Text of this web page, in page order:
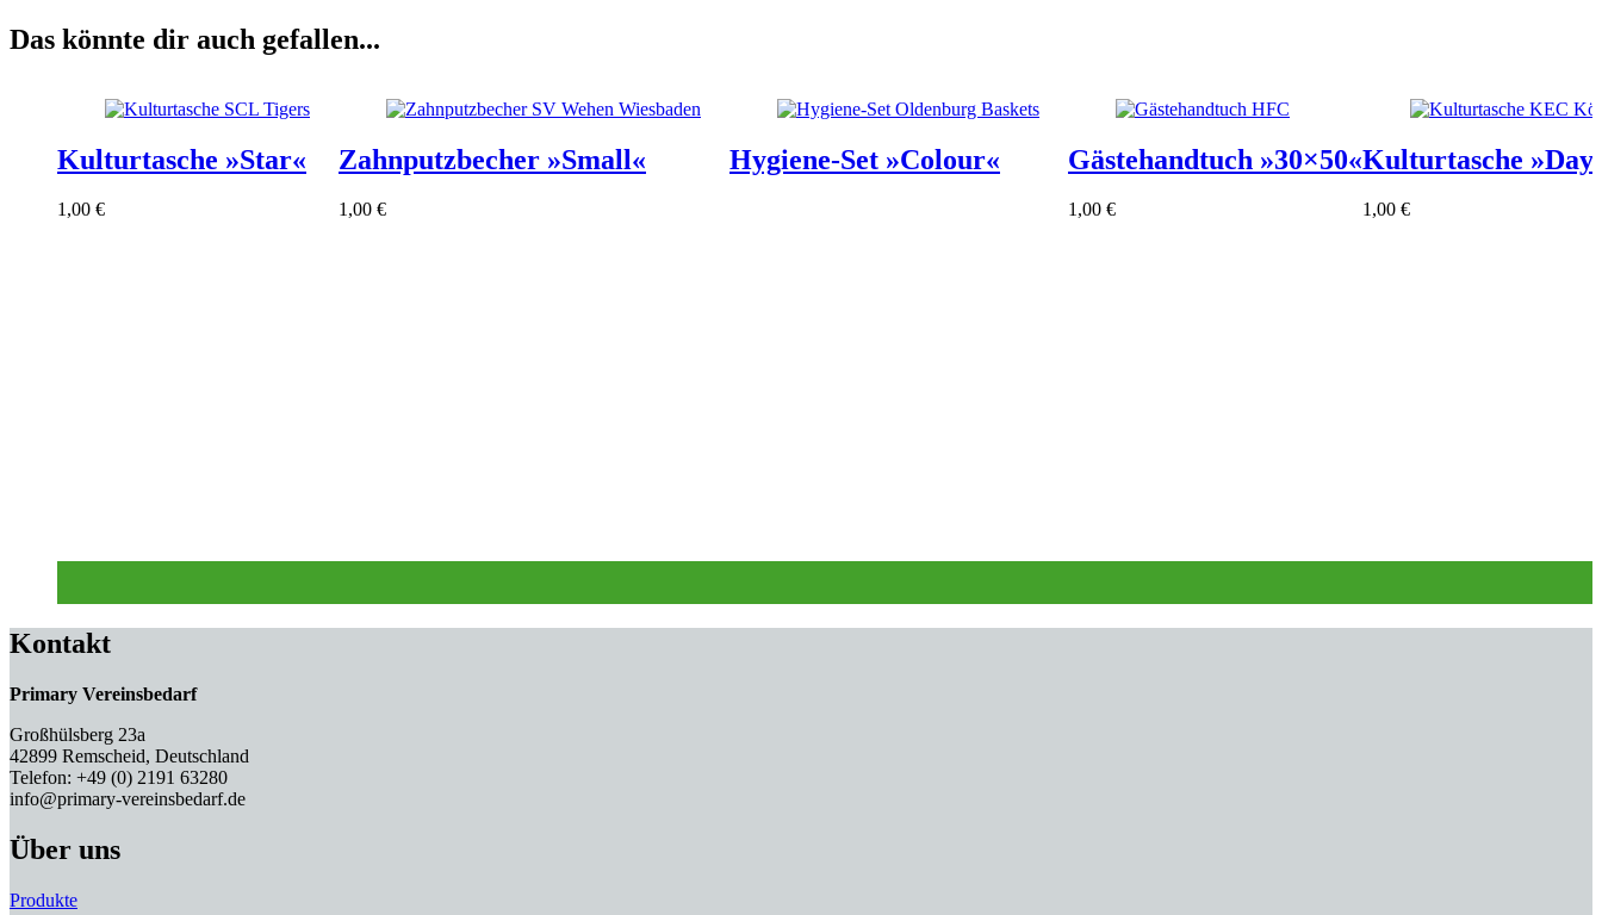
Das könnte dir auch gefallen...
Kulturtasche »Star«
1,00 €
Zahnputzbecher »Small«
1,00 €
Hygiene-Set »Colour« Gästehandtuch »30×50«
1,00 €
Kulturtasche
1,00 €
Kontakt
Primary Vereinsbedarf
Großhülsberg 23a
42899 Remscheid, Deutschland
Telefon: +49 (0) 2191 63280
info@primary-vereinsbedarf.de
Über uns
Produkte